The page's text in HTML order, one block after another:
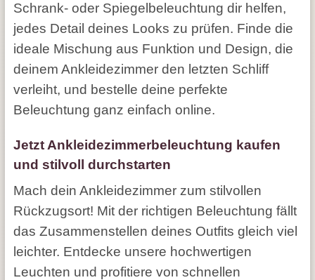
Schrank- oder Spiegelbeleuchtung dir helfen,
jedes Detail deines Looks zu prüfen. Finde die
ideale Mischung aus Funktion und Design, die
deinem Ankleidezimmer den letzten Schliff
verleiht, und bestelle deine perfekte
Beleuchtung ganz einfach online.
Jetzt Ankleidezimmerbeleuchtung kaufen
und stilvoll durchstarten
Mach dein Ankleidezimmer zum stilvollen
Rückzugsort! Mit der richtigen Beleuchtung fällt
das Zusammenstellen deines Outfits gleich viel
leichter. Entdecke unsere hochwertigen
Leuchten und profitiere von schnellen